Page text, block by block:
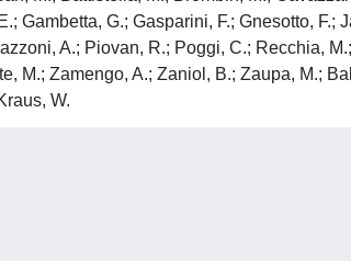
Gambetta, G.; Gasparini, F.; Gnesotto,
A.; Piovan, R.; Poggi, C.; Recchia,
M.; Zamengo, A.; Zaniol, B.; Zaupa, M.;
W.